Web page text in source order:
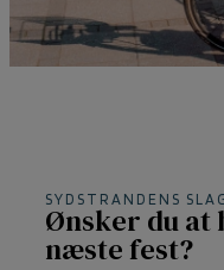
SYDSTRANDENS
Ønsker du at
næste fest?